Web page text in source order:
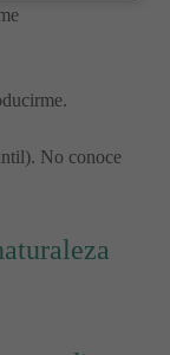
No conoce